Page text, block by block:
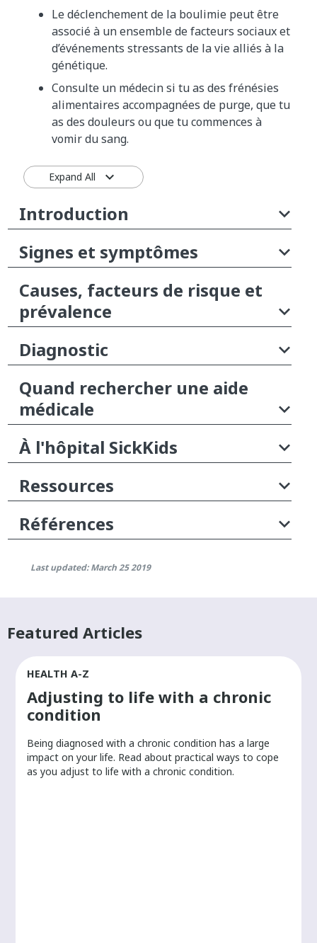
Le déclenchement de la boulimie peut être
associé à un ensemble de facteurs sociaux et
d’événements stressants de la vie alliés à la
génétique.
Consulte un médecin si tu as des frénésies
alimentaires accompagnées de purge, que tu
as des douleurs ou que tu commences à
vomir du sang.
Expand All
Introduction
Signes et symptômes
Causes, facteurs de risque et
prévalence
Diagnostic
Quand rechercher une aide
médicale
À l'hôpital SickKids
Ressources
Références
Last updated: March 25 2019
Featured Articles
HEALTH A-Z
Adjusting to life with a chronic
condition
Being diagnosed with a chronic condition has a large
impact on your life. Read about practical ways to cope
as you adjust to life with a chronic condition.